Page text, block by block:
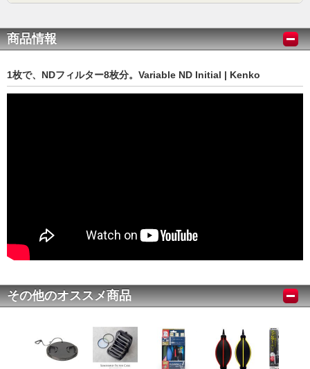
商品情報
1枚で、NDフィルター8枚分。Variable ND Initial | Kenko
その他のオススメ商品